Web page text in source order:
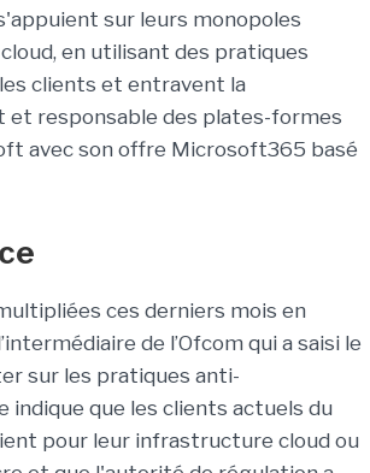
sur leurs monopoles
en utilisant des pratiques
clients et entravent la
et responsable des plates-formes
avec son offre Microsoft365 basé
ces derniers mois en
de l’Ofcom qui a saisi le
sur les pratiques anti-
indique que les clients actuels du
pour leur infrastructure cloud ou